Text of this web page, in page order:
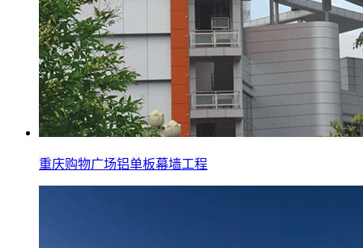
重庆购物广场铝单板幕墙工程